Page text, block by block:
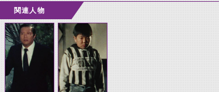
関連人物